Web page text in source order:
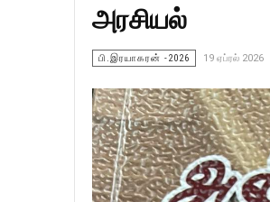
அரசியல்
பி.இரயாகரன் -2026 19 ஏப்ரல் 2026